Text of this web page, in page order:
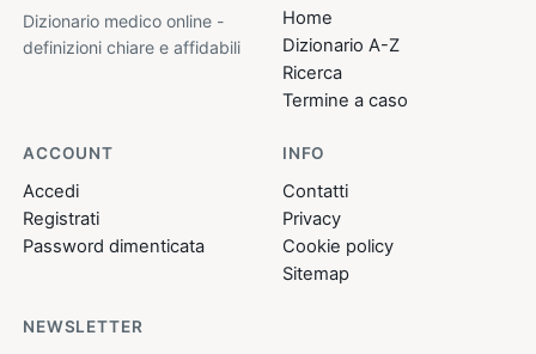
Dizionario medico online -
definizioni chiare e affidabili
Home
Dizionario A-Z
Ricerca
Termine a caso
ACCOUNT
Accedi
Registrati
Password dimenticata
INFO
Contatti
Privacy
Cookie policy
Sitemap
NEWSLETTER